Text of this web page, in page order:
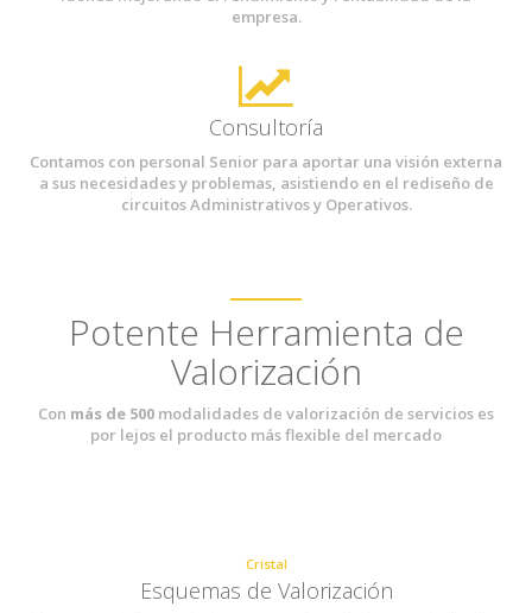
empresa.
Consultoría
Contamos con personal Senior para aportar una visión externa
a sus necesidades y problemas, asistiendo en el rediseño de
circuitos Administrativos y Operativos.
Potente Herramienta de
Valorización
Con más de 500 modalidades de valorización de servicios es
por lejos el producto más flexible del mercado
Cristal
Esquemas de Valorización